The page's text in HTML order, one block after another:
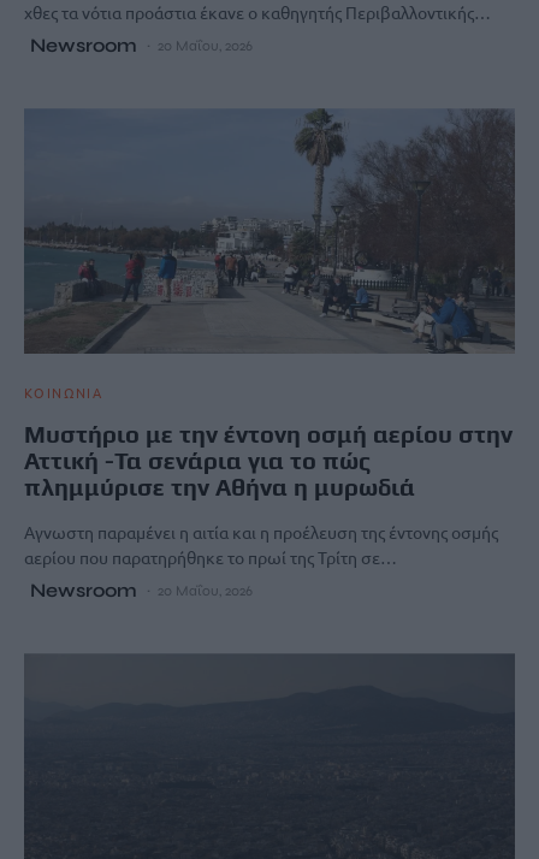
χθες τα νότια προάστια έκανε ο καθηγητής Περιβαλλοντικής…
Newsroom 20 Μαΐου, 2026
ΚΟΙΝΩΝΙΑ
Μυστήριο με την έντονη οσμή αερίου στην
Αττική -Τα σενάρια για το πώς
πλημμύρισε την Αθήνα η μυρωδιά
Αγνωστη παραμένει η αιτία και η προέλευση της έντονης οσμής
αερίου που παρατηρήθηκε το πρωί της Τρίτη σε…
Newsroom 20 Μαΐου, 2026